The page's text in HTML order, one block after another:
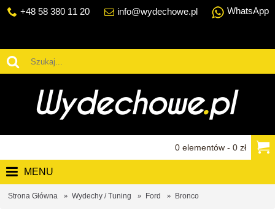
+48 58 380 11 20 info@wydechowe.pl WhatsApp
0 elementów - 0 zł
MENU
Strona Główna Wydechy / Tuning Ford Bronco